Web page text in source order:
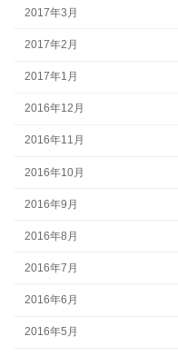
2017年3月
2017年2月
2017年1月
2016年12月
2016年11月
2016年10月
2016年9月
2016年8月
2016年7月
2016年6月
2016年5月